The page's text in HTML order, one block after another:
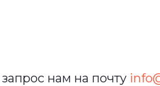
нам на почту